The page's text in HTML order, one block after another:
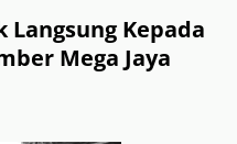
Langsung Kepada
Mega Jaya